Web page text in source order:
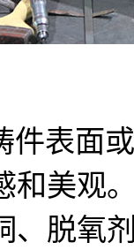
件表面
和美观
、脱氧